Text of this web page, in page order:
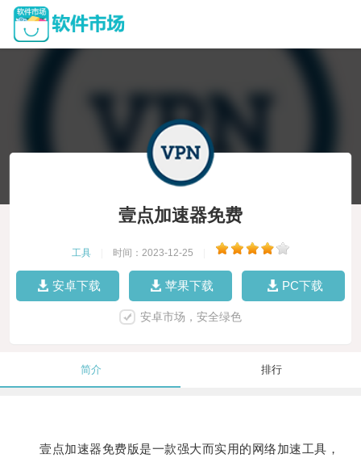
壹点加速器免费
工具 时间：2023-12-25
安卓下载 苹果下载 PC下载
安卓市场，安全绿色
简介 排行
壹点加速器免费版是一款强大而实用的网络加速工具，